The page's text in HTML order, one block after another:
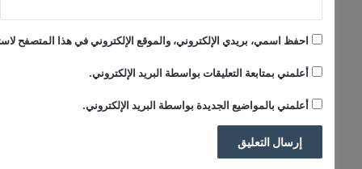
احفظ اسمي، بريدي الإلكتروني، والموقع الإلكتروني في هذا المتصفح
أعلمني بمتابعة التعليقات بواسطة البريد الإلكتروني.
أعلمني بالمواضيع الجديدة بواسطة البريد الإلكتروني.